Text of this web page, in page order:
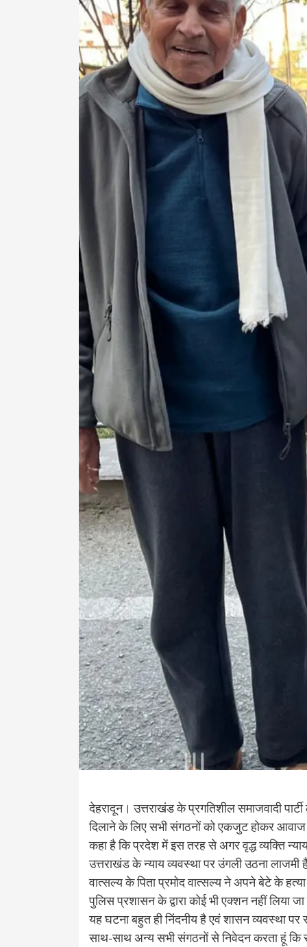
देहरादून। उत्तराखंड के प्रगतिशील समाजवादी
दिलाने के लिए सभी संगठनों को एकजुट होकर
कहा है कि प्रदेश में इस तरह से अगर वृद्ध व्यक्ति
उत्तराखंड के न्याय व्यवस्था पर उंगली उठना
वात्सल्य के पिता प्रमोद वात्सल्य ने अपने बेटे के
पुलिस प्रशासन के द्वारा कोई भी एक्शन नहीं लिया
यह घटना बहुत ही निंदनीय है एवं शासन व्यवस्था पर
साथ-साथ अन्य सभी संगठनों से निवेदन करता हूं